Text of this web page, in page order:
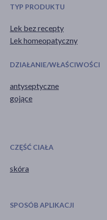
TYP PRODUKTU
Lek bez recepty
Lek homeopatyczny
DZIAŁANIE/WŁAŚCIWOŚCI
antyseptyczne
gojące
CZĘŚĆ CIAŁA
skóra
SPOSÓB APLIKACJI